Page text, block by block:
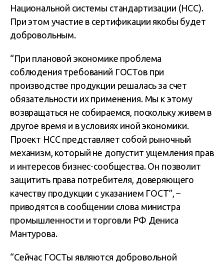
Национальной системы стандартизации (НСС).
При этом участие в сертификации якобы будет
добровольным.
“При плановой экономике проблема
соблюдения требований ГОСТов при
производстве продукции решалась за счет
обязательности их применения. Мы к этому
возвращаться не собираемся, поскольку живем в
другое время и в условиях иной экономики.
Проект НСС представляет собой рыночный
механизм, который не допустит ущемления прав
и интересов бизнес-сообщества. Он позволит
защитить права потребителя, доверяющего
качеству продукции с указанием ГОСТ”, –
приводятся в сообщении слова министра
промышленности и торговли РФ Дениса
Мантурова.
“Сейчас ГОСТы являются добровольной